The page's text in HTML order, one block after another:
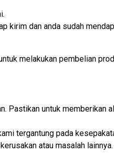
kirim dan anda sudah
melakukan pembelian
Pastikan untuk memberikan
tergantung pada
atau masalah